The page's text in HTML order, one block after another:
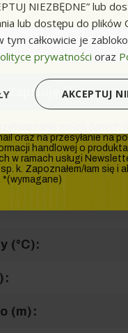
(°C):
(°C):
(m):
NIEZBĘDNE” lub
lub dostępu do plików
całkowicie je
prywatności oraz
AKCEPTUJ
Zapisuję się
oraz na przesyłanie na
handlowej o
w ramach usługi
k. Zapoznałem/łam się i